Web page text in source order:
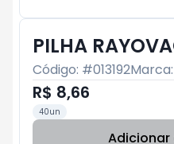
PILHA
Código: #013192Marca:
R$ 8,66
40un
Adicionar